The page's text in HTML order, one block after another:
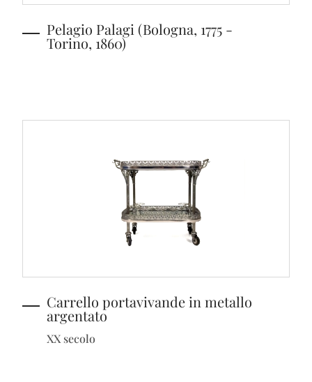
Pelagio Palagi (Bologna, 1775 -
Torino, 1860)
Carrello portavivande in metallo
argentato
XX secolo